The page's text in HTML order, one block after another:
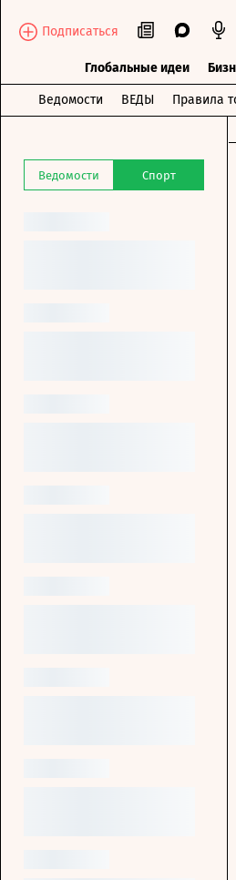
Подписаться
Глобальные идеи
Ведомости ВЕДЫ Правила
Ведомости Спорт